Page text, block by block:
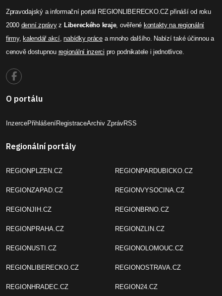
Zpravodajský a informační portál REGIONLIBERECKO.CZ přináší od roku
2000 denní zprávyz Libereckého kraje, ověřené kontakty na regionální
firmy,kalendář akcí,nabídky prácea mnoho dalšího. Nabízí také účinnou a
cenově dostupnou regionální inzerci pro podnikatele i jednotlivce.
O portálu
InzercePřihlášeníRegistraceArchiv ZprávRSS
Regionální portály
REGIONPLZEN.CZ
REGIONZAPAD.CZ
REGIONJIH.CZ
REGIONPRAHA.CZ
REGIONUSTI.CZ
REGIONLIBERECKO.CZ
REGIONHRADEC.CZ
REGIONPARDUBICKO.CZ
REGIONVYSOCINA.CZ
REGIONBRNO.CZ
REGIONZLIN.CZ
REGIONOLOMOUC.CZ
REGIONOSTRAVA.CZ
REGION24.CZ